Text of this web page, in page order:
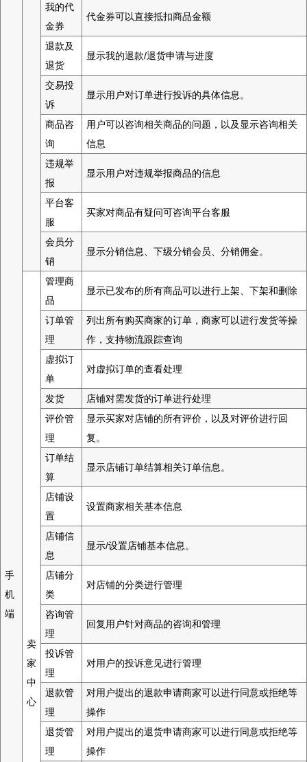
手
机
端
我的代
金券
代金券可以直接抵扣商品金额
退款及
退货
显示我的退款/退货申请与进度
交易投
诉
显示用户对订单进行投诉的具体信息。
商品咨
询
用户可以咨询相关商品的问题，以及显示咨询相关
信息
违规举
报
显示用户对违规举报商品的信息
平台客
服
买家对商品有疑问可咨询平台客服
会员分
销
显示分销信息、下级分销会员、分销佣金。
卖
家
中
心
管理商
品
显示已发布的所有商品可以进行上架、下架和删除
订单管
理
列出所有购买商家的订单，商家可以进行发货等操
作，支持物流跟踪查询
虚拟订
单
对虚拟订单的查看处理
发货
店铺对需发货的订单进行处理
评价管
理
显示买家对店铺的所有评价，以及对评价进行回
复。
订单结
算
显示店铺订单结算相关订单信息。
店铺设
置
设置商家相关基本信息
店铺信
息
显示/设置店铺基本信息。
店铺分
类
对店铺的分类进行管理
咨询管
理
回复用户针对商品的咨询和管理
投诉管
理
对用户的投诉意见进行管理
退款管
理
对用户提出的退款申请商家可以进行同意或拒绝等
操作
退货管
理
对用户提出的退货申请商家可以进行同意或拒绝等
操作